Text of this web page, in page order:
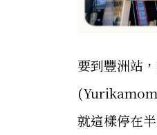
要到豐洲站
就這樣停在